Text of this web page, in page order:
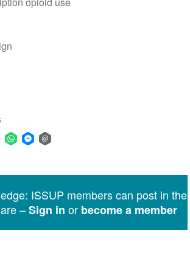
Messenger
ISSUP members can post in the
–Sign in or become a member